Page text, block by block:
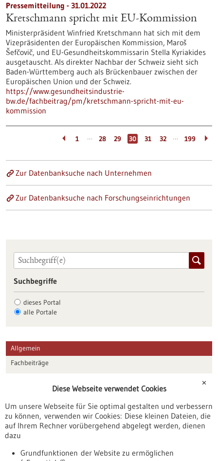
Pressemitteilung - 31.01.2022
Kretschmann spricht mit EU-Kommission
Ministerpräsident Winfried Kretschmann hat sich mit dem
Vizepräsidenten der Europäischen Kommission, Maroš
Šefčovič, und EU-Gesundheitskommissarin Stella Kyriakides
ausgetauscht. Als direkter Nachbar der Schweiz sieht sich
Baden-Württemberg auch als Brückenbauer zwischen der
Europäischen Union und der Schweiz.
https://www.gesundheitsindustrie-
bw.de/fachbeitrag/pm/kretschmann-spricht-mit-eu-
kommission
1 … 28 29 30 31 32 … 199
Zur Datenbanksuche nach Unternehmen
Zur Datenbanksuche nach Forschungseinrichtungen
Suchbegriffe
dieses Portal
alle Portale
Allgemein
Fachbeiträge
Veranstaltungen
Erscheinungsdatum
✕
Diese Webseite verwendet Cookies
Um unsere Webseite für Sie optimal gestalten und verbessern
zu können, verwenden wir Cookies: Diese kleinen Dateien, die
auf Ihrem Rechner vorübergehend abgelegt werden, dienen
dazu
Grundfunktionen der Website zu ermöglichen